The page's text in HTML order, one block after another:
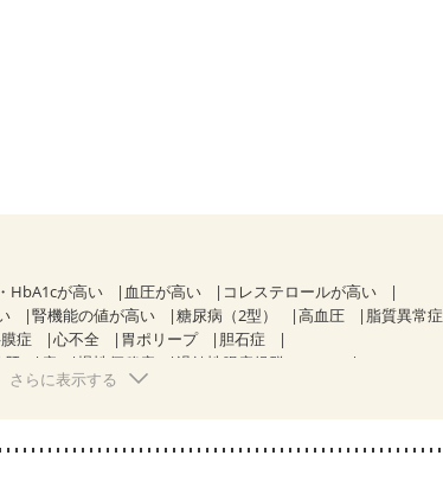
HbA1cが高い 血圧が高い
コレステロールが高い
腎機能の値が高い 糖尿病（2型） 高血圧
脂質異常症
症 心不全 胃ポリープ
胆石症
肝 痔 慢性便秘症
過敏性腸症候群（IBS）
糖尿病性腎症（第２期）
・血圧が気になる（初期）
さらに表示する